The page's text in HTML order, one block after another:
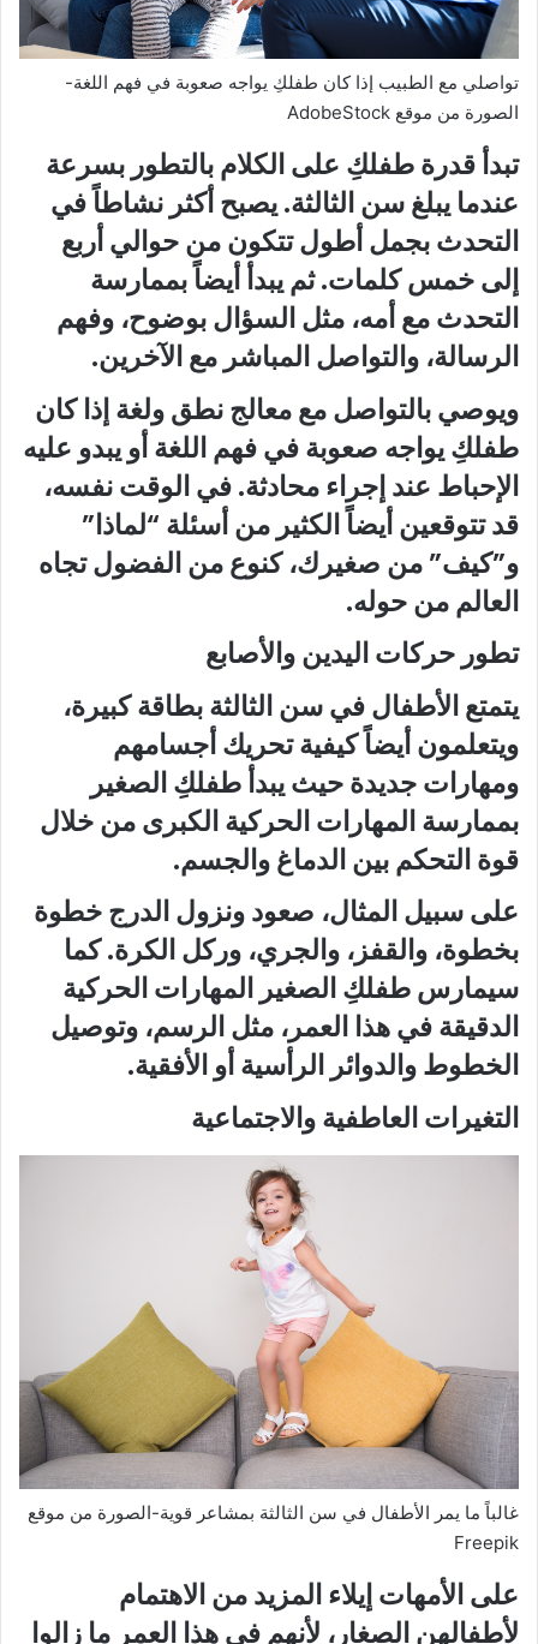
تواصلي مع الطبيب إذا كان طفلكِ يواجه صعوبة في فهم اللغة-
الصورة من موقع AdobeStock
تبدأ قدرة طفلكِ على الكلام بالتطور بسرعة
عندما يبلغ سن الثالثة. يصبح أكثر نشاطاً في
التحدث بجمل أطول تتكون من حوالي أربع
إلى خمس كلمات. ثم يبدأ أيضاً بممارسة
التحدث مع أمه، مثل السؤال بوضوح، وفهم
الرسالة، والتواصل المباشر مع الآخرين.
ويوصي بالتواصل مع معالج نطق ولغة إذا كان
طفلكِ يواجه صعوبة في فهم اللغة أو يبدو عليه
الإحباط عند إجراء محادثة. في الوقت نفسه،
قد تتوقعين أيضاً الكثير من أسئلة “لماذا”
و”كيف” من صغيرك، كنوع من الفضول تجاه
العالم من حوله.
تطور حركات اليدين والأصابع
يتمتع الأطفال في سن الثالثة بطاقة كبيرة،
ويتعلمون أيضاً كيفية تحريك أجسامهم
ومهارات جديدة حيث يبدأ طفلكِ الصغير
بممارسة المهارات الحركية الكبرى من خلال
قوة التحكم بين الدماغ والجسم.
على سبيل المثال، صعود ونزول الدرج خطوة
بخطوة، والقفز، والجري، وركل الكرة. كما
سيمارس طفلكِ الصغير المهارات الحركية
الدقيقة في هذا العمر، مثل الرسم، وتوصيل
الخطوط والدوائر الرأسية أو الأفقية.
التغيرات العاطفية والاجتماعية
غالباً ما يمر الأطفال في سن الثالثة بمشاعر قوية-الصورة من موقع
Freepik
على الأمهات إيلاء المزيد من الاهتمام
لأطفالهن الصغار، لأنهم في هذا العمر ما زالوا